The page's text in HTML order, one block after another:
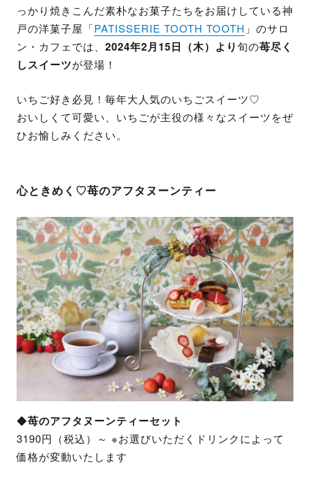
っかり焼きこんだ素朴なお菓子たちをお届けしている神
戸の洋菓子屋「PATISSERIE TOOTH TOOTH 」のサロ
ン・カフェでは、 2024年2月15日（木）より旬の苺尽く
しスイーツが登場！
いちご好き必見！毎年大人気のいちごスイーツ♡
おいしくて可愛い、いちごが主役の様々なスイーツをぜ
ひお愉しみください。
心ときめく♡苺のアフタヌーンティー
◆苺のアフタヌーンティーセット
3190円（税込）​～ ※お選びいただくドリンクによって
価格が変動いたします